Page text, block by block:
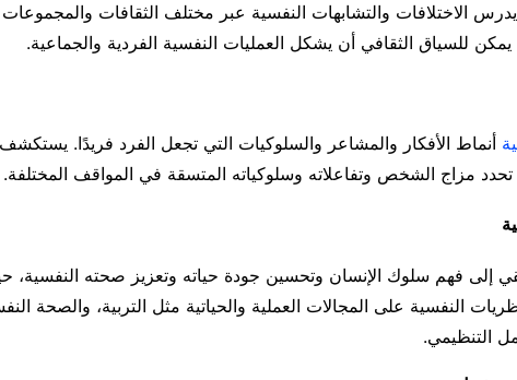
الاختلافات والتشابهات النفسية عبر مختلف الثقافات والمجموعات
للسياق الثقافي أن يشكل العمليات النفسية الفردية والجماعية.
أنماط الأفكار والمشاعر والسلوكيات التي تجعل الفرد فريدًا. يستكشف
مزاج الشخص وتفاعلاته وسلوكياته المتسقة في المواقف المختلفة.
إلى فهم سلوك الإنسان وتحسين جودة حياته وتعزيز صحته النفسية،
النفسية على المجالات العملية والحياتية مثل التربية، والصحة
التنظيمي.